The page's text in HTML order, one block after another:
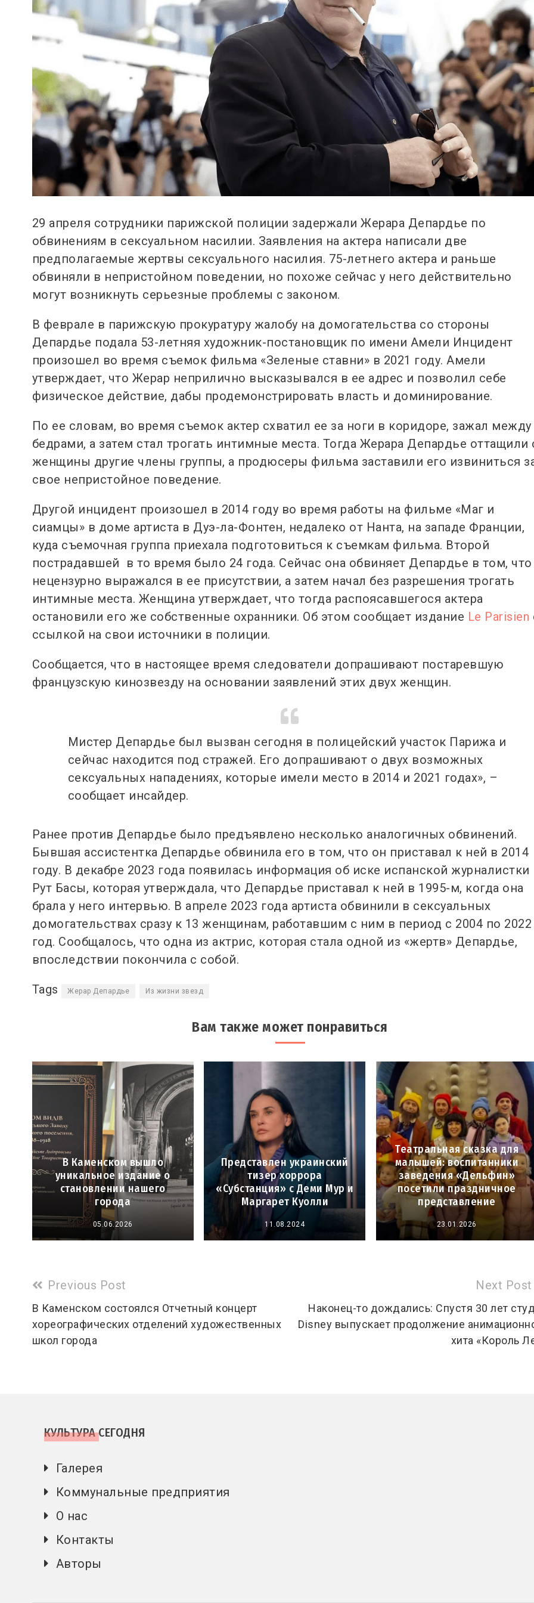
29 апреля сотрудники парижской полиции задержали Жерара Депардье по
обвинениям в сексуальном насилии. Заявления на актера написали две
предполагаемые жертвы сексуального насилия. 75-летнего актера и раньше
обвиняли в непристойном поведении, но похоже сейчас у него действительно
могут возникнуть серьезные проблемы с законом.
В феврале в парижскую прокуратуру жалобу на домогательства со стороны
Депардье подала 53-летняя художник-постановщик по имени Амели Инцидент
произошел во время съемок фильма «Зеленые ставни» в 2021 году. Амели
утверждает, что Жерар неприлично высказывался в ее адрес и позволил себе
физическое действие, дабы продемонстрировать власть и доминирование.
По ее словам, во время съемок актер схватил ее за ноги в коридоре, зажал между
бедрами, а затем стал трогать интимные места. Тогда Жерара Депардье оттащили
женщины другие члены группы, а продюсеры фильма заставили его извиниться
свое непристойное поведение.
Другой инцидент произошел в 2014 году во время работы на фильме «Маг и
сиамцы» в доме артиста в Дуэ-ла-Фонтен, недалеко от Нанта, на западе Франции,
куда съемочная группа приехала подготовиться к съемкам фильма. Второй
пострадавшей в то время было 24 года. Сейчас она обвиняет Депардье в том, что
нецензурно выражался в ее присутствии, а затем начал без разрешения трогать
интимные места. Женщина утверждает, что тогда распоясавшегося актера
остановили его же собственные охранники. Об этом сообщает издание Le Parisien
ссылкой на свои источники в полиции.
Сообщается, что в настоящее время следователи допрашивают постаревшую
французскую кинозвезду на основании заявлений этих двух женщин.
Мистер Депардье был вызван сегодня в полицейский участок Парижа и
сейчас находится под стражей. Его допрашивают о двух возможных
сексуальных нападениях, которые имели место в 2014 и 2021 годах», –
сообщает инсайдер.
Ранее против Депардье было предъявлено несколько аналогичных обвинений.
Бывшая ассистентка Депардье обвинила его в том, что он приставал к ней в 2014
году. В декабре 2023 года появилась информация об иске испанской журналистки
Рут Басы, которая утверждала, что Депардье приставал к ней в 1995-м, когда она
брала у него интервью. В апреле 2023 года артиста обвинили в сексуальных
домогательствах сразу к 13 женщинам, работавшим с ним в период с 2004 по 2022
год. Сообщалось, что одна из актрис, которая стала одной из «жертв» Депардье,
впоследствии покончила с собой.
Tags Жерар Депардье Из жизни звезд
Вам также может понравиться
В Каменском вышло
уникальное издание о
становлении нашего
города
05.06.2026
Представлен украинский
тизер хоррора
«Субстанция» с Деми Мур и
Маргарет Куолли
11.08.2024
Театральная сказка для
малышей: воспитанники
заведения «Дельфин»
посетили праздничное
представление
23.01.2026
Read
more
articles
Previous Post
В Каменском состоялся Отчетный концерт
хореографических отделений художественных
школ города
Next Post
Наконец-то дождались: Спустя 30 лет
Disney выпускает продолжение
хита «Король
КУЛЬТУРА СЕГОДНЯ
Галерея
Коммунальные предприятия
О нас
Контакты
Авторы